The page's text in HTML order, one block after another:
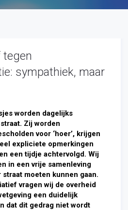
tegen
sympathiek, maar
worden dagelijks
Zij worden
voor ‘hoer’, krijgen
expliciete opmerkingen
een tijdje achtervolgd. Wij
in een vrije samenleving
moeten kunnen gaan.
vragen wij de overheid
een duidelijk
dat dit gedrag niet wordt